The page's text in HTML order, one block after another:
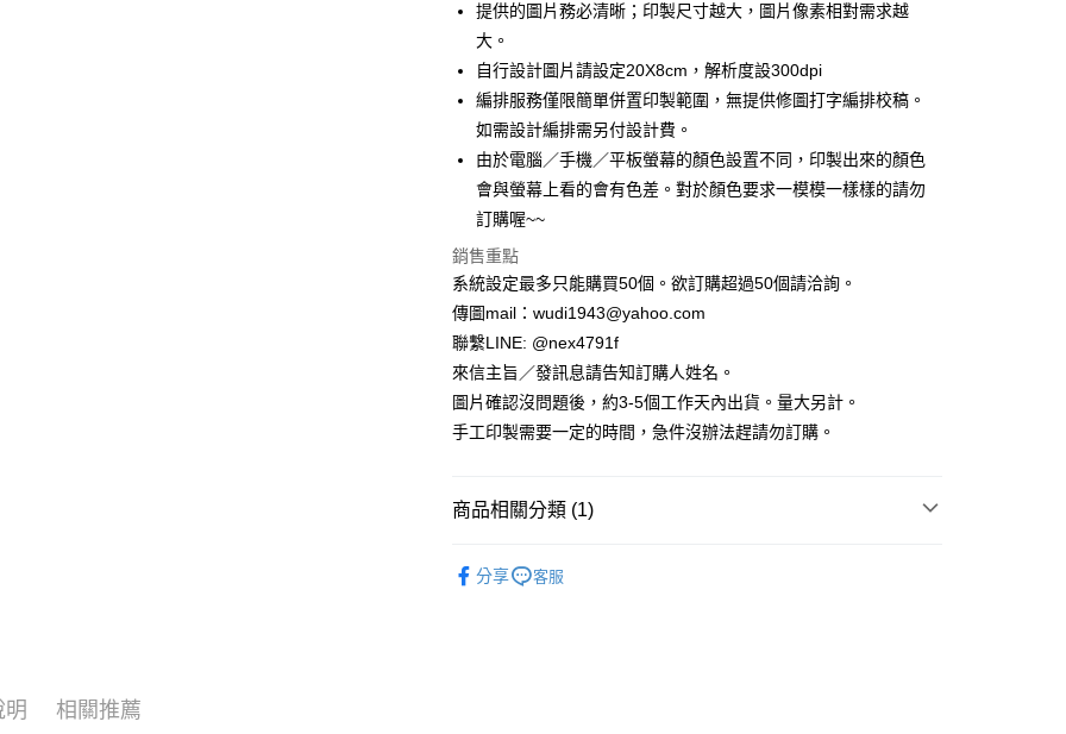
【「AFTEE先享後付」結帳流程】
１．於結帳方式選擇「AFTEE先享後付」後，將跳轉至「AFTEE先享後
付」結帳頁面，進行簡訊認證並確認金額後，即可完成結帳。
３．收到繳費通知簡訊後14天內，點擊此簡訊中的連結，可透過四大超商
／ATM／網路銀行／等多元方式進行付款，方視為交易完成。
※ 請注意：結帳手續完成當下不需立刻繳費，但若您需要取消訂單，請聯
絡購買商品的店家。未經商家同意取消之訂單仍視為有效，需透過AFTEE
先享後付繳納相關費用。
※ 交易是否成功請以「AFTEE先享後付 」之結帳頁面顯示為準，若有關於
付客戶支援中心」
【注意事項】
１．透過由恩沛科技股份有限公司提供之「AFTEE先享後付」服務完成之
交易，需依本服務之必要範圍內提供個人資料，並將交易相關給付款項請
求債權轉讓予恩沛科技股份有限公司。
https://aftee.tw/terms/#terms3
３．未成年的使用者請事先徵得法定代理人或監護人之同意方可使用
即時審查核予不同之上限額度；若仍有額度不足之情形，本公司將視審查
形，恩沛科技股份有限公司將有權停止該用戶之使用額度並採取法律行
全家付款取貨
每筆NT$65，滿NT$2,000(含以上)免運費
付款後全家取貨
每筆NT$65，滿NT$2,000(含以上)免運費
7-11付款取貨
每筆NT$65，滿NT$2,000(含以上)免運費
每筆NT$65，滿NT$2,000(含以上)免運費
宅配
每筆NT$180，滿NT$10,000(含以上)免運費
提供的圖片務必清晰；印製尺寸越大，圖片像素相對需求越
大。
自行設計圖片請設定20X8cm，解析度設300dpi
編排服務僅限簡單併置印製範圍，無提供修圖打字編排校稿。
如需設計編排需另付設計費。
由於電腦／手機／平板螢幕的顏色設置不同，印製出來的顏色
會與螢幕上看的會有色差。對於顏色要求一模模一樣樣的請勿
訂購喔~~
銷售重點
系統設定最多只能購買50個。欲訂購超過50個請洽詢。
傳圖mail：wudi1943@yahoo.com
聯繫LINE: @nex4791f
來信主旨／發訊息請告知訂購人姓名。
圖片確認沒問題後，約3-5個工作天內出貨。量大另計。
手工印製需要一定的時間，急件沒辦法趕請勿訂購。
商品相關分類 (1)
分享
客服
明 相關推薦